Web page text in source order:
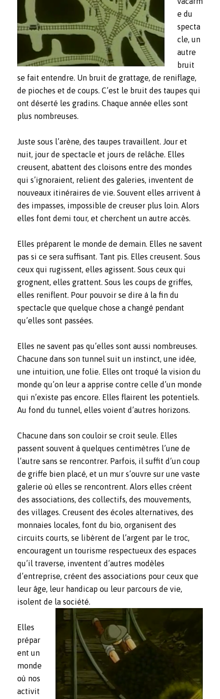
e du
specta
cle, un
autre
bruit
se fait entendre. Un bruit de grattage, de reniflage,
de pioches et de coups. C’est le bruit des taupes qui
ont déserté les gradins. Chaque année elles sont
plus nombreuses.
Juste sous l’arène, des taupes travaillent. Jour et
nuit, jour de spectacle et jours de relâche. Elles
creusent, abattent des cloisons entre des mondes
qui s’ignoraient, relient des galeries, inventent de
nouveaux itinéraires de vie. Souvent elles arrivent à
des impasses, impossible de creuser plus loin. Alors
elles font demi tour, et cherchent un autre accès.
Elles préparent le monde de demain. Elles ne savent
pas si ce sera suffisant. Tant pis. Elles creusent. Sous
ceux qui rugissent, elles agissent. Sous ceux qui
grognent, elles grattent. Sous les coups de griffes,
elles reniflent. Pour pouvoir se dire à la fin du
spectacle que quelque chose a changé pendant
qu’elles sont passées.
Elles ne savent pas qu’elles sont aussi nombreuses.
Chacune dans son tunnel suit un instinct, une idée,
une intuition, une folie. Elles ont troqué la vision du
monde qu’on leur a apprise contre celle d’un monde
qui n’existe pas encore. Elles flairent les potentiels.
Au fond du tunnel, elles voient d’autres horizons.
Chacune dans son couloir se croit seule. Elles
passent souvent à quelques centimètres l’une de
l’autre sans se rencontrer. Parfois, il suffit d’un coup
de griffe bien placé, et un mur s’ouvre sur une vaste
galerie où elles se rencontrent. Alors elles créent
des associations, des collectifs, des mouvements,
des villages. Creusent des écoles alternatives, des
monnaies locales, font du bio, organisent des
circuits courts, se libèrent de l’argent par le troc,
encouragent un tourisme respectueux des espaces
qu’il traverse, inventent d’autres modèles
d’entreprise, créent des associations pour ceux que
leur âge, leur handicap ou leur parcours de vie,
isolent de la société.
Elles
prépar
ent un
monde
où nos
activit